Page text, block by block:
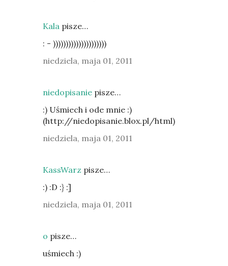
Kala pisze…
: - )))))))))))))))))))))
niedziela, maja 01, 2011
niedopisanie pisze…
:) Uśmiech i ode mnie :)
(http://niedopisanie.blox.pl/html)
niedziela, maja 01, 2011
KassWarz pisze…
:) :D :} :]
niedziela, maja 01, 2011
o pisze…
uśmiech :)